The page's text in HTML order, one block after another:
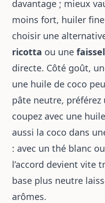
davantage ; mieux
moins fort, huiler
choisir une
ricotta ou une
directe. Côté goût,
une huile de coco
pâte neutre,
coupez avec une
aussi la coco dans
: avec un thé blanc
l’accord devient vite
base plus neutre
arômes.